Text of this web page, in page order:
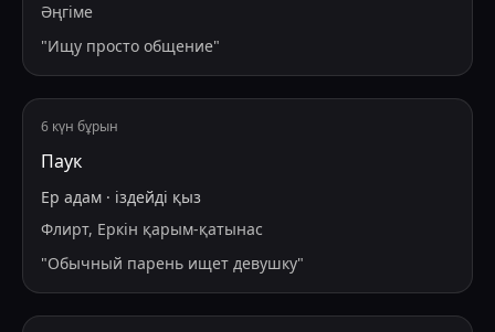
Әңгіме
"Ищу просто общение"
6 күн бұрын
Паук
Ер адам · іздейді қыз
Флирт, Еркін қарым-қатынас
"Обычный парень ищет девушку"